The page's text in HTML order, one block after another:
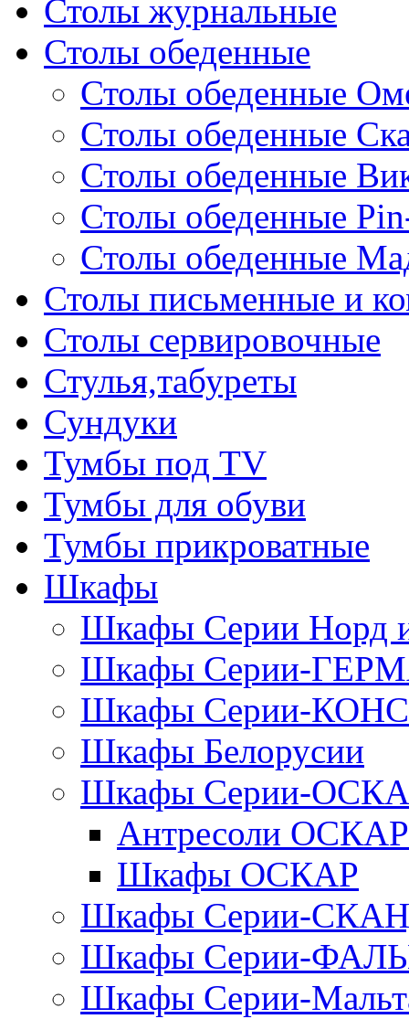
Столы журнальные
Столы обеденные
Столы обеденные
Столы обеденные
Столы обеденные
Столы обеденные
Столы обеденные
Столы письменные и
Столы сервировочные
Стулья,табуреты
Сундуки
Тумбы под TV
Тумбы для обуви
Тумбы прикроватные
Шкафы
Шкафы Серии
Шкафы Серии-
Шкафы Серии-
Шкафы Белорусии
Шкафы Серии-
Антресоли ОСКАР
Шкафы ОСКАР
Шкафы Серии-
Шкафы Серии-
Шкафы Серии-